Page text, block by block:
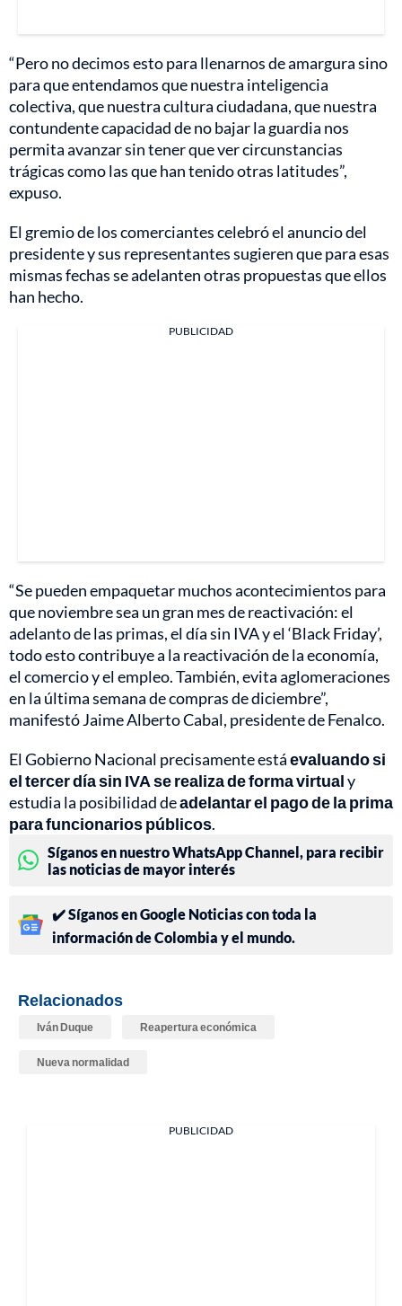
“Pero no decimos esto para llenarnos de amargura sino
para que entendamos que nuestra inteligencia
colectiva, que nuestra cultura ciudadana, que nuestra
contundente capacidad de no bajar la guardia nos
permita avanzar sin tener que ver circunstancias
trágicas como las que han tenido otras latitudes”,
expuso.
El gremio de los comerciantes celebró el anuncio del
presidente y sus representantes sugieren que para esas
mismas fechas se adelanten otras propuestas que ellos
han hecho.
PUBLICIDAD
“Se pueden empaquetar muchos acontecimientos para
que noviembre sea un gran mes de reactivación: el
adelanto de las primas, el día sin IVA y el ‘Black Friday’,
todo esto contribuye a la reactivación de la economía,
el comercio y el empleo. También, evita aglomeraciones
en la última semana de compras de diciembre”,
manifestó Jaime Alberto Cabal, presidente de Fenalco.
El Gobierno Nacional precisamente estáevaluando si
el tercer día sin IVA se realiza de forma virtualy
estudia la posibilidad deadelantar el pago de la prima
para funcionarios públicos.
Síganos en nuestro WhatsApp Channel, para recibir
las noticias de mayor interés
✔️ Síganos en Google Noticias con toda la
información de Colombia y el mundo.
Relacionados
Iván Duque Reapertura económica
Nueva normalidad
PUBLICIDAD